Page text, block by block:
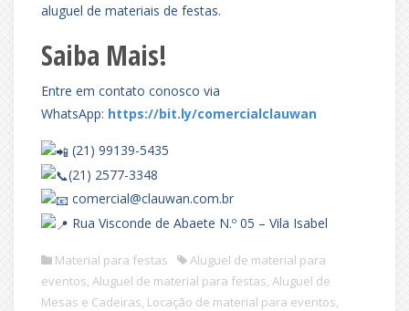
aluguel de materiais de festas.
Saiba Mais!
Entre em contato conosco via
WhatsApp: https://bit.ly/comercialclauwan
(21) 99139-5435
(21) 2577-3348
comercial@clauwan.com.br
Rua Visconde de Abaete N.º 05 – Vila Isabel
Material para festas
Aluguel de material para
eventos, Aluguel de material para festas, Aluguel de
Mesas e Cadeiras, Locação de material para eventos,